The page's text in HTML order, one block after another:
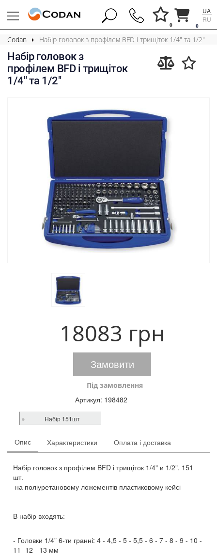
0
0
UA
RU
Codan Набір головок з профілем BFD і трищіток 1/4" та 1/2"
Набір головок з
профілем BFD і трищіток
1/4" та 1/2"
18083 грн
Замовити
Під замовлення
Артикул: 198482
Набір 151шт
Опис Характеристики Оплата і доставка
Набір головок з профілем BFD і трищіток 1/4" и 1/2", 151
шт.
на поліуретановому ложементів пластиковому кейсі
В набір входять:
Головки 1/4" 6-ти гранні: 4 - 4,5 - 5 - 5,5 - 6 - 7 - 8 - 9 - 10 -
11- 12 - 13 мм